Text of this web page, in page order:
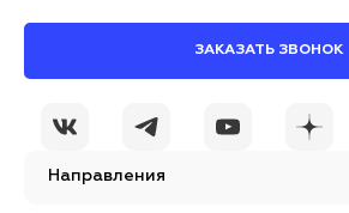
Направления
ЗАКАЗАТЬ ЗВОНОК